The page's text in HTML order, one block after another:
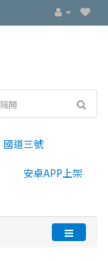
國道三號
安卓APP上架